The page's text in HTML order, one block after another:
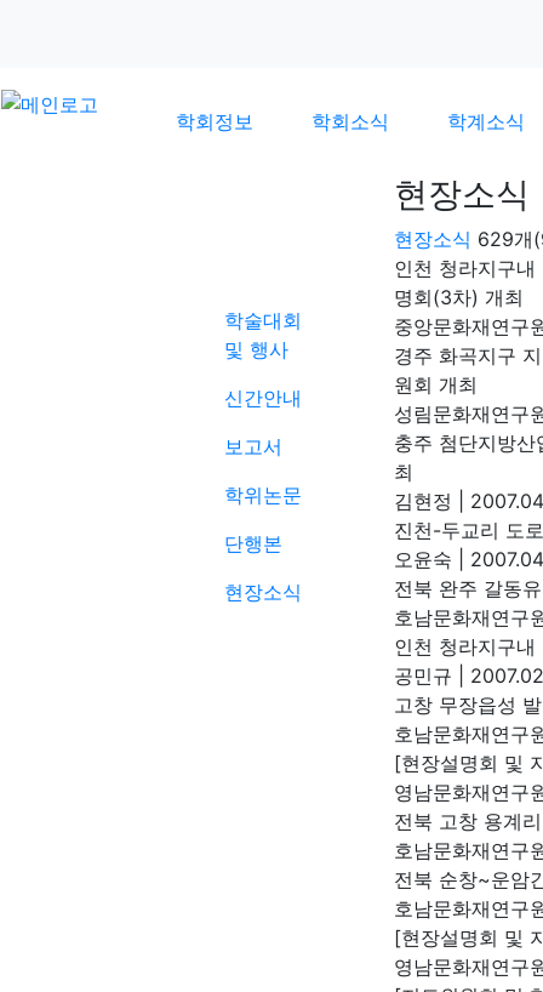
학회정보 학회소식 학계소식
학술대회
및 행사
신간안내
보고서
학위논문
단행본
현장소식
현장소식
현장소식 629개
인천 청라지구
명회(3차) 개최
중앙문화재연구
경주 화곡지구
원회 개최
성림문화재연구
충주 첨단지방
최
김현정
진천-두교리 도
오윤숙
전북 완주 갈동
호남문화재연구
인천 청라지구
공민규
고창 무장읍성
호남문화재연구
[현장설명회 및
영남문화재연구
전북 고창 용계
호남문화재연구
전북 순창~운암
호남문화재연구
[현장설명회 및
영남문화재연구